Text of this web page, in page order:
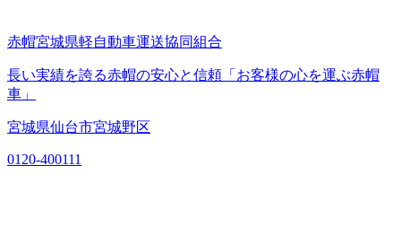
赤帽宮城県軽自動車運送協同組合
長い実績を誇る赤帽の安心と信頼「お客様の心を運ぶ赤帽
車」
宮城県仙台市宮城野区
0120-400111